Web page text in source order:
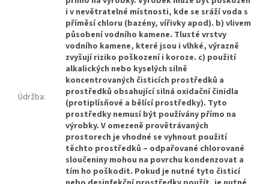
Údržba:
i v nevětratelné místnosti, kde se sráží voda s
příměsí chloru (bazény, vířivky apod). b) vlivem
působení vodního kamene. Tlusté vrstvy
vodního kamene, které jsou i vlhké, výrazně
zvyšují riziko poškození i koroze. c) použití
alkalických nebo kyselých silně
koncentrovaných čisticích prostředků a
prostředků obsahující silná oxidační činidla
(protiplísňové a bělící prostředky). Tyto
prostředky nemusí být používány přímo na
výrobky. V omezeně provětrávaných
prostorech je vhodné se vyhnout použití
těchto prostředků – odpařované chlorované
sloučeniny mohou na povrchu kondenzovat a
tím ho poškodit. Pokud je nutné tyto čisticí